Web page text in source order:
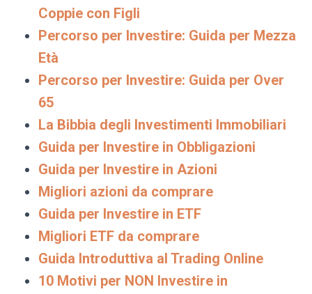
Coppie con Figli
Percorso per Investire: Guida per Mezza
Età
Percorso per Investire: Guida per Over
65
La Bibbia degli Investimenti Immobiliari
Guida per Investire in Obbligazioni
Guida per Investire in Azioni
Migliori azioni da comprare
Guida per Investire in ETF
Migliori ETF da comprare
Guida Introduttiva al Trading Online
10 Motivi per NON Investire in